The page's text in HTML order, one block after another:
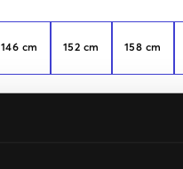
146 cm 152 cm 158 cm